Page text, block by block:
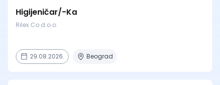
Higijeničar/-Ka
Rilex Co d.o.o.
29.08.2026. Beograd